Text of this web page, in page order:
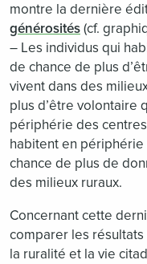
montre la dernière
générosités(cf.
– Les individus qui
de chance de plus
vivent dans des
plus d’être volontaire
périphérie des
habitent en périphérie
chance de plus de
des milieux ruraux.
Concernant cette
comparer les
la ruralité et la vie